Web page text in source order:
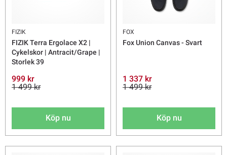
FIZIK
FIZIK Terra Ergolace X2 |
Cykelskor | Antracit/Grape |
Storlek 39
999 kr
1 499 kr
Köp nu
FOX
Fox Union Canvas - Svart
1 337 kr
1 499 kr
Köp nu